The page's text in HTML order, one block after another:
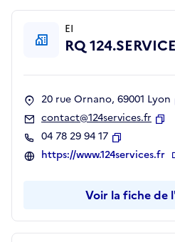
EI
RQ
20 rue Ornano, 69001 Lyon
contact@124services.fr
04 78 29 94 17
Copier
https://www.124services.fr
Voir la fiche de